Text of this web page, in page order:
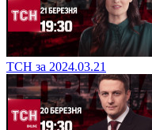
ТСН за 2024.03.21